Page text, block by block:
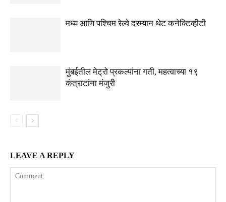
मध्य आणि पश्चिम रेल्वे दरम्यान थेट कनेक्टिव्हीटी
मुंबईतील मेट्रो प्रकल्पांना गती, महत्वाच्या १९
कंत्राटांना मंजुरी
LEAVE A REPLY